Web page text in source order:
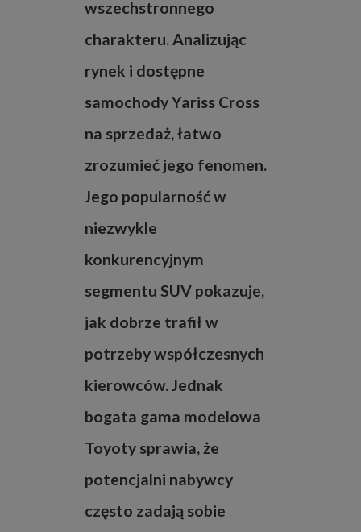
wszechstronnego
charakteru. Analizując
rynek i dostępne
samochody Yariss Cross
na sprzedaż, łatwo
zrozumieć jego fenomen.
Jego popularność w
niezwykle
konkurencyjnym
segmentu SUV pokazuje,
jak dobrze trafił w
potrzeby współczesnych
kierowców. Jednak
bogata gama modelowa
Toyoty sprawia, że
potencjalni nabywcy
często zadają sobie